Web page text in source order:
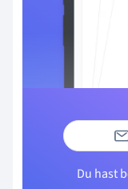
Du hast